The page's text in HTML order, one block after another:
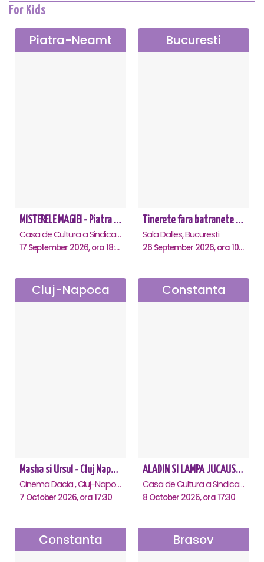
For Kids
Piatra-Neamt
MISTERELE MAGIEI - Piatra Neamt
Casa de Cultura a Sindicatelor, Piatra-Neamt
17 September 2026, ora 18:30
Bucuresti
Tinerete fara batranete si viata fara de moarte
Sala Dalles, Bucuresti
26 September 2026, ora 10:30
Cluj-Napoca
Masha si Ursul - Cluj Napoca
Cinema Dacia , Cluj-Napoca
7 October 2026, ora 17:30
Constanta
ALADIN SI LAMPA JUCAUSA - Constanta - ANULAT
Casa de Cultura a Sindicatelor - Sala Mare, Constanta
8 October 2026, ora 17:30
Constanta Brasov